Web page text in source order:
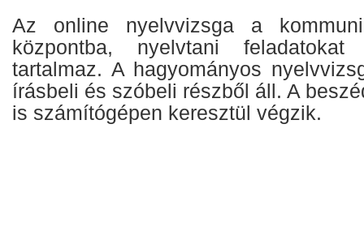
Az online nyelvvizsga a
központba, nyelvtani
tartalmaz. A hagyományos
írásbeli és szóbeli részből áll. A
is számítógépen keresztül végzik.